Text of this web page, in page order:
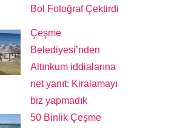
Bol Fotoğraf Çektirdi
Çeşme
Belediyesi’nden
Altınkum iddialarına
net yanıt: Kiralamayı
biz yapmadık
50 Binlik Çeşme